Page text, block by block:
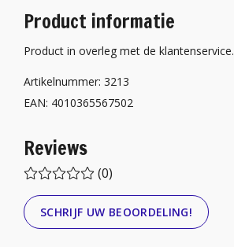
Product informatie
Product in overleg met de klantenservice.
Artikelnummer: 3213
EAN: 4010365567502
Reviews
(0)
SCHRIJF UW BEOORDELING!